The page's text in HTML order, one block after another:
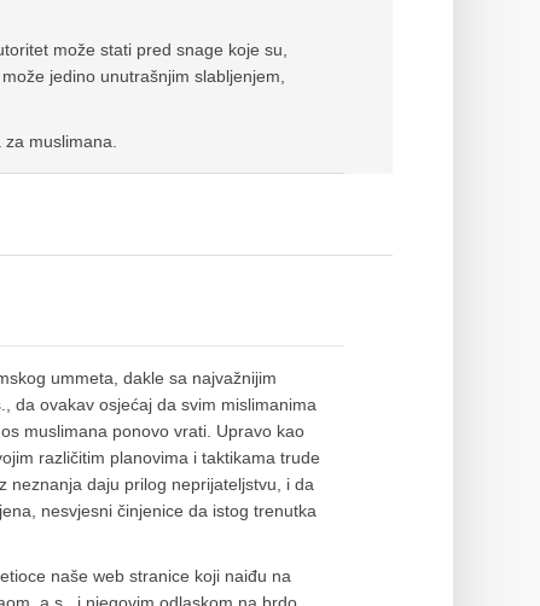
može stati pred snage koje su,
jedino unutrašnjim slabljenjem,
muslimana.
ummeta, dakle sa najvažnijim
da ovakav osjećaj da svim mislimanima
muslimana ponovo vrati. Upravo kao
različitim planovima i taktikama trude
neznanja daju prilog neprijateljstvu, i da
nesvjesni činjenice da istog trenutka
naše web stranice koji naiđu na